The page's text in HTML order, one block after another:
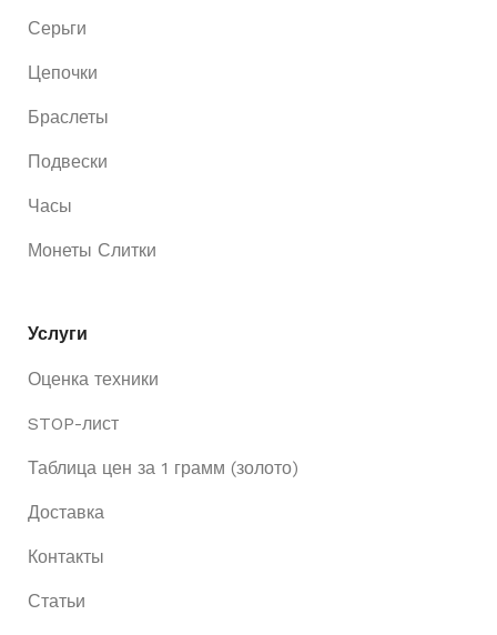
Серьги
Цепочки
Браслеты
Подвески
Часы
Монеты Слитки
Услуги
Оценка техники
STOP-лист
Таблица цен за 1 грамм (золото)
Доставка
Контакты
Статьи